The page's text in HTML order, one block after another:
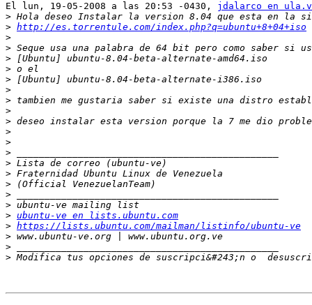
El lun, 19-05-2008 a las 20:53 -0430, jdalarco en
>
> http://es.torrentule.com/index.php?q=ubuntu+8+04+iso
>
>
>
>
>
>
>
>
>
>
>
>
>
>
>
>
>
> ubuntu-ve en lists.ubuntu.com
> https://lists.ubuntu.com/mailman/listinfo/ubuntu-ve
>
>
> Modifica tus opciones de suscripci&#243;n o